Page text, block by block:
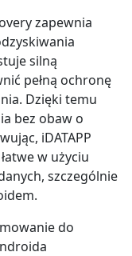
zapewnia
silną
pełną ochronę
Dzięki temu
bez obaw o
iDATAPP
w użyciu
szczególnie
do